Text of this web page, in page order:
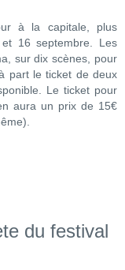
à la capitale, plus
16 septembre. Les
sur dix scènes, pour
part le ticket de deux
Le ticket pour
aura un prix de 15€
du festival